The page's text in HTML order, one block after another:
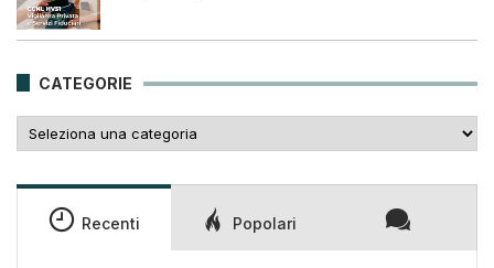
era:
è:
CATEGORIE
Recenti Popolari